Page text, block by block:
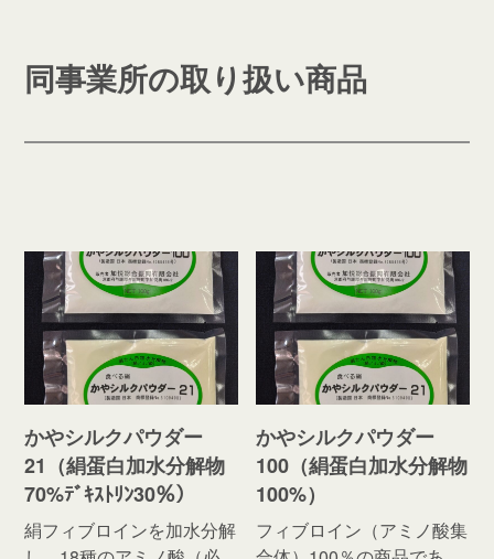
同事業所の取り扱い商品
かやシルクパウダー
21（絹蛋白加水分解物
70%ﾃﾞｷｽﾄﾘﾝ30％）
絹フィブロインを加水分解
かやシルクパウダー
100（絹蛋白加水分解物
100%）
フィブロイン（アミノ酸集